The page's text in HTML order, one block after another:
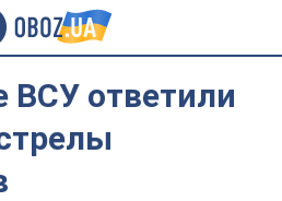
ВСУ ответили